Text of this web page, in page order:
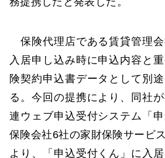
保険代理店である賃貸管理
入居申し込み時に申込内容と
険契約申込書データとして別
る。今回の提携により、同社
連ウェブ申込受付システム「申
保険会社6社の家財保険サービ
より、「申込受付くん」に入